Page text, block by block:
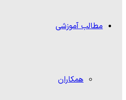
مطالب آموزشی
همکاران